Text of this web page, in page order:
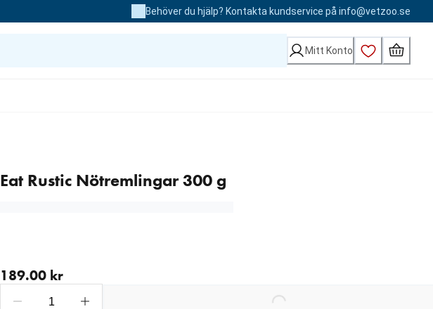
Behöver du hjälp? Kontakta kundservice på info@vetzoo.se
Mitt Konto
Eat Rustic Nötremlingar 300 g
189.00 kr
Loading...